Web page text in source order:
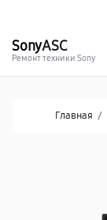
SonyASC
Ремонт техники Sony
Главная /